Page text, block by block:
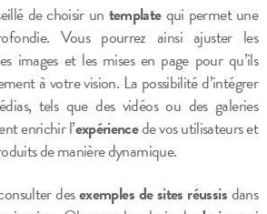
de choisir un templatequi permet une
Vous pourrez ainsi ajuster les
images et les mises en page pour qu’ils
à votre vision. La possibilité d’intégrer
tels que des vidéos ou des galeries
enrichir l’expériencede vos utilisateurs et
de manière dynamique.
desexemples de sites réussisdans